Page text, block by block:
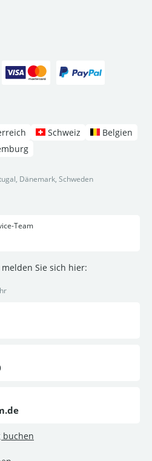
Schweiz
Belgien
Dänemark, Schweden
Team
Sie sich hier:
buchen